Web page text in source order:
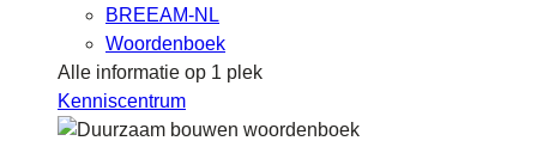
BREEAM-NL
Woordenboek
Alle informatie op 1 plek
Kenniscentrum